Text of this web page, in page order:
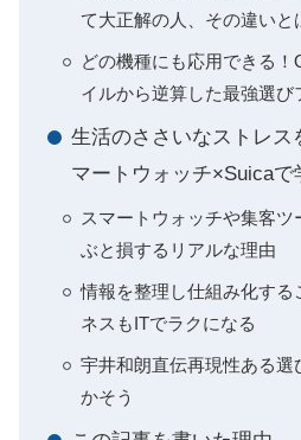
て大正解の人、その違いと
どの機種にも応用できる
イルから逆算した最強選び
生活のささいなストレス
マートウォッチ×Suica
スマートウォッチや集客
ぶと損するリアルな理由
情報を整理し仕組み化する
ネスもITでラクになる
宇井和朗直伝再現性ある選
かそう